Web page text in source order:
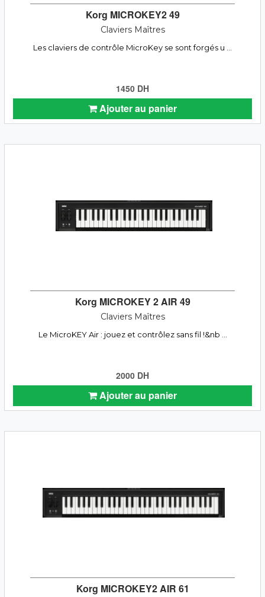
Korg MICROKEY2 49
Claviers Maîtres
Les claviers de contrôle MicroKey se sont forgés u ...
1450 DH
Ajouter au panier
Korg MICROKEY 2 AIR 49
Claviers Maîtres
Le MicroKEY Air : jouez et contrôlez sans fil !&nb ...
2000 DH
Ajouter au panier
Korg MICROKEY2 AIR 61